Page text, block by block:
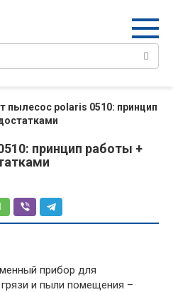
пылесос polaris 0510: принцип
принцип работы +
прибор для
и пыли помещения –